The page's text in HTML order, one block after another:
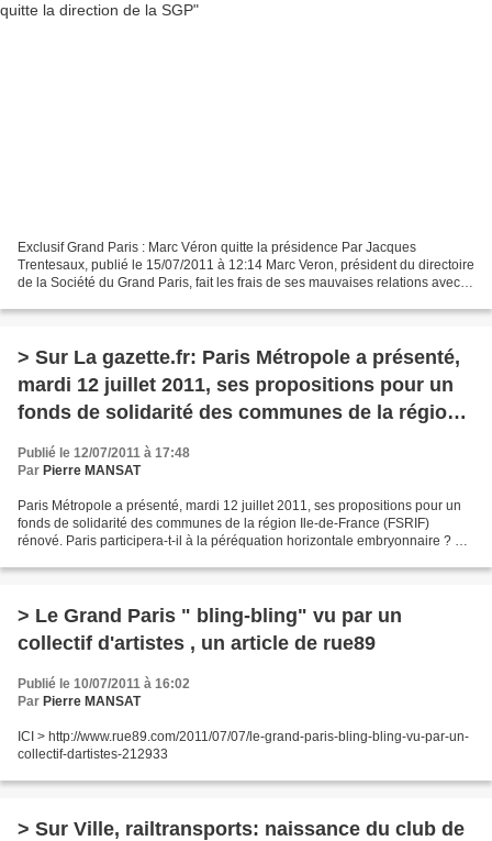
Exclusif Grand Paris : Marc Véron quitte la présidence Par Jacques
Trentesaux, publié le 15/07/2011 à 12:14 Marc Veron, président du directoire
de la Société du Grand Paris, fait les frais de ses mauvaises relations avec
> Sur La gazette.fr: Paris Métropole a présenté,
mardi 12 juillet 2011, ses propositions pour un
fonds de solidarité des communes de la région
Publié le 12/07/2011 à 17:48
Par Pierre MANSAT
Paris Métropole a présenté, mardi 12 juillet 2011, ses propositions pour un
fonds de solidarité des communes de la région Ile-de-France (FSRIF)
rénové. Paris participera-t-il à la péréquation horizontale embryonnaire ? La
> Le Grand Paris " bling-bling" vu par un
collectif d'artistes , un article de rue89
Publié le 10/07/2011 à 16:02
Par Pierre MANSAT
ICI > http://www.rue89.com/2011/07/07/le-grand-paris-bling-bling-vu-par-un-
collectif-dartistes-212933
> Sur Ville, railtransports: naissance du club de